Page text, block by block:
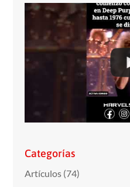
Categorías
Artículos (74)